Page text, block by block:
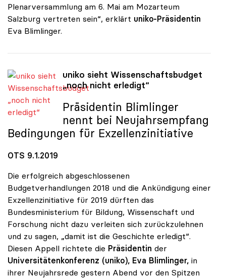
Plenarversammlung am 6. Mai am Mozarteum
Salzburg vertreten sein“, erklärt uniko-Präsidentin
Eva Blimlinger.
uniko sieht Wissenschaftsbudget „noch nicht erledigt“
uniko sieht Wissenschaftsbudget
„noch nicht erledigt“
Präsidentin Blimlinger
nennt bei Neujahrsempfang
Bedingungen für Exzellenzinitiative
OTS 9.1.2019
Die erfolgreich abgeschlossenen
Budgetverhandlungen 2018 und die Ankündigung einer
Exzellenzinitiative für 2019 dürften das
Bundesministerium für Bildung, Wissenschaft und
Forschung nicht dazu verleiten sich zurückzulehnen
und zu sagen, „damit ist die Geschichte erledigt“.
Diesen Appell richtete die Präsidentin der
Universitätenkonferenz (uniko), Eva Blimlinger, in
ihrer Neujahrsrede gestern Abend vor den Spitzen